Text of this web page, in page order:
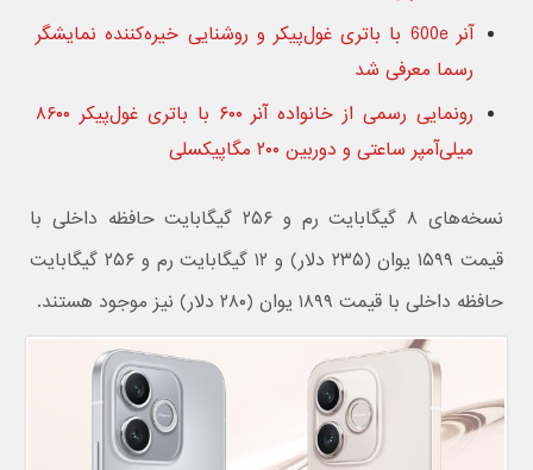
آنر 600e با باتری غول‌پیکر و روشنایی خیره‌کننده نمایشگر
رسما معرفی شد
رونمایی رسمی از خانواده آنر ۶۰۰ با باتری غول‌پیکر ۸۶۰۰
میلی‌آمپر ساعتی و دوربین ۲۰۰ مگاپیکسلی
نسخه‌های ۸ گیگابایت رم و ۲۵۶ گیگابایت حافظه داخلی با
قیمت ۱۵۹۹ یوان (۲۳۵ دلار) و ۱۲ گیگابایت رم و ۲۵۶ گیگابایت
حافظه داخلی با قیمت ۱۸۹۹ یوان (۲۸۰ دلار) نیز موجود هستند.